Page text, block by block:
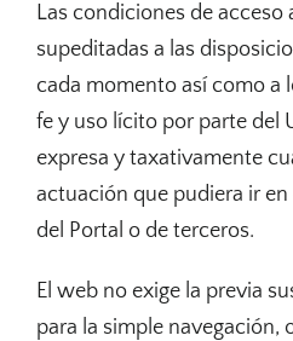
Las condiciones de acceso
supeditadas a las
cada momento así como a
fe y uso lícito por parte del
expresa y taxativamente
actuación que pudiera ir
del Portal o de terceros.
El web no exige la previa
para la simple navegación,